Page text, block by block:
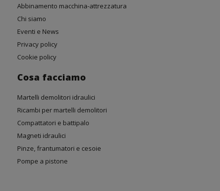
Cosa facciamo
Martelli demolitori idraulici
Ricambi per martelli demolitori
Compattatori e battipalo
Magneti idraulici
Pinze, frantumatori e cesoie
Pompe a pistone
Abbinamento macchina-attrezzatura
Chi siamo
Eventi e News
Privacy policy
Cookie policy